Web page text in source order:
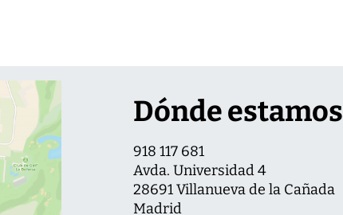
Dónde estamos
918 117 681
Avda. Universidad 4
28691 Villanueva de la Cañada
Madrid